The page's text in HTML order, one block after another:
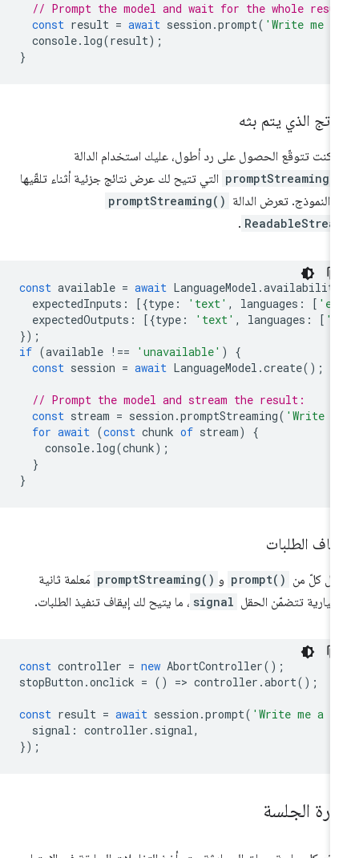
// Prompt the model and wait for the whole
const result = await session.prompt('Write me
console.log(result
الذي يتم بثه
كنت تتوقّع الحصول على رد أطول، عليك استخدام الدالة
التي تتيح لك عرض نتائج جزئية أثناء تلقّيها
النموذج. تعرض الدالة promptStreaming()
.
const available = await LanguageModel.availability
expectedInputs: [{type : 'text', languages :
expectedOutputs: [{type : 'text', languages :
if (available !== 'unavailable'
const session = await LanguageModel.create
// Prompt the model and stream the result:
const stream = session.promptStreaming('Write
for await (const chunk of stream
console.log(chunk
الطلبات
كلّ من prompt() و promptStreaming() مَعلمة ثانية
تتضمّن الحقل signal ، ما يتيح لك إيقاف تنفيذ الطلبات.
const controller = new AbortController
stopButton.onclick = () => controller.abort
const result = await session.prompt('Write me a
signal: controller.signal
الجلسة